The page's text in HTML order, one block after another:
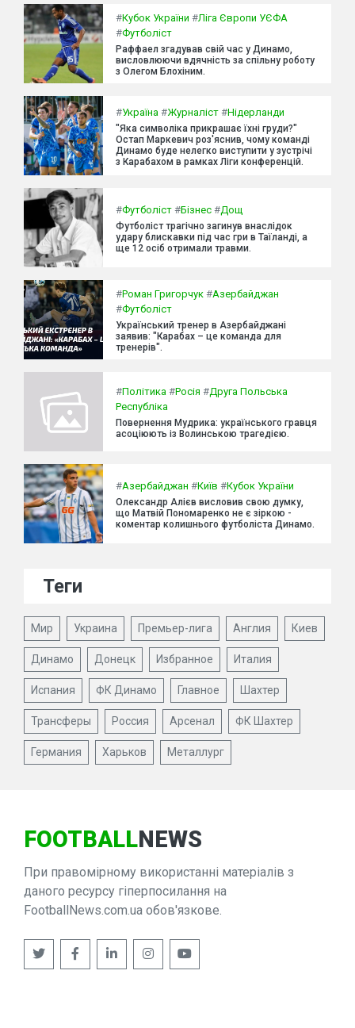
#Кубок України #Ліга Європи УЄФА
#Футболіст
Раффаел згадував свій час у Динамо,
висловлюючи вдячність за спільну роботу
з Олегом Блохіним.
#Україна #Журналіст #Нідерланди
"Яка символіка прикрашає їхні груди?"
Остап Маркевич роз'яснив, чому команді
Динамо буде нелегко виступити у зустрічі
з Карабахом в рамках Ліги конференцій.
#Футболіст #Бізнес #Дощ
Футболіст трагічно загинув внаслідок
удару блискавки під час гри в Таїланді, а
ще 12 осіб отримали травми.
#Роман Григорчук #Азербайджан
#Футболіст
Український тренер в Азербайджані
заявив: "Карабах – це команда для
тренерів".
#Політика #Росія #Друга Польська
Республіка
Повернення Мудрика: українського гравця
асоціюють із Волинською трагедією.
#Азербайджан #Київ #Кубок України
Олександр Алієв висловив свою думку,
що Матвій Пономаренко не є зіркою -
коментар колишнього футболіста Динамо.
Теги
Мир Украина Премьер-лига Англия Киев
Динамо Донецк Избранное Италия
Испания ФК Динамо Главное Шахтер
Трансферы Россия Арсенал ФК Шахтер
Германия Харьков Металлург
FOOTBALLNEWS
При правомірному використанні матеріалів з
даного ресурсу гіперпосилання на
FootballNews.com.ua обов'язкове.